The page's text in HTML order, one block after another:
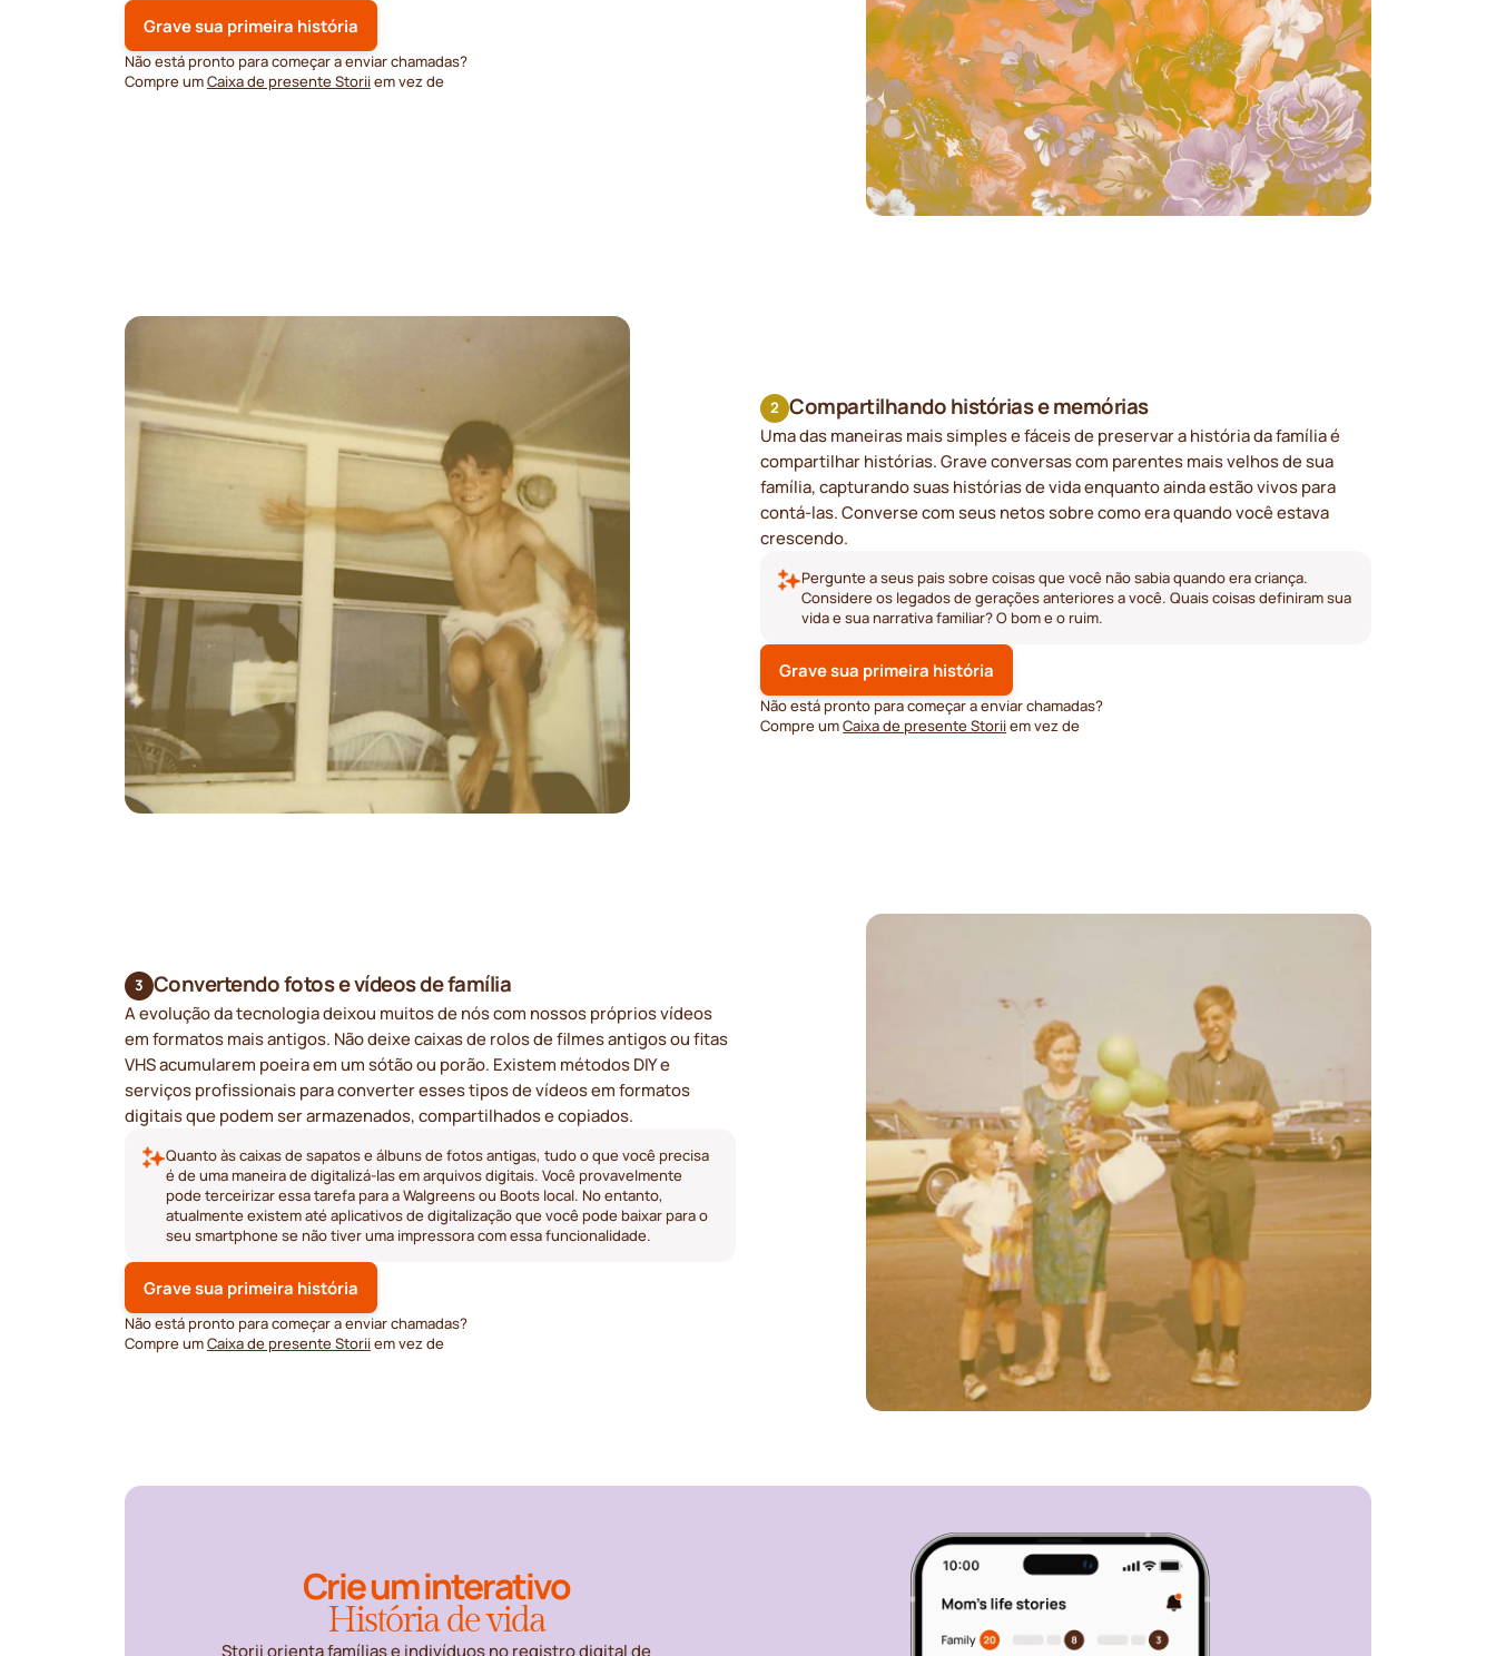
Grave sua primeira história
Não está pronto para começar a enviar chamadas?
Compre umCaixa de presente Storiiem vez de
2 Compartilhando histórias e memórias
Uma das maneiras mais simples e fáceis de preservar a história da família é
compartilhar histórias. Grave conversas com parentes mais velhos de sua
família, capturando suas histórias de vida enquanto ainda estão vivos para
contá-las. Converse com seus netos sobre como era quando você estava
crescendo.
Pergunte a seus pais sobre coisas que você não sabia quando era criança.
Considere os legados de gerações anteriores a você. Quais coisas definiram sua
vida e sua narrativa familiar? O bom e o ruim.
Grave sua primeira história
Não está pronto para começar a enviar chamadas?
Compre umCaixa de presente Storiiem vez de
3 Convertendo fotos e vídeos de família
A evolução da tecnologia deixou muitos de nós com nossos próprios vídeos
em formatos mais antigos. Não deixe caixas de rolos de filmes antigos ou fitas
VHS acumularem poeira em um sótão ou porão. Existem métodos DIY e
serviços profissionais para converter esses tipos de vídeos em formatos
digitais que podem ser armazenados, compartilhados e copiados.
Quanto às caixas de sapatos e álbuns de fotos antigas, tudo o que você precisa
é de uma maneira de digitalizá-las em arquivos digitais. Você provavelmente
pode terceirizar essa tarefa para a Walgreens ou Boots local. No entanto,
atualmente existem até aplicativos de digitalização que você pode baixar para o
seu smartphone se não tiver uma impressora com essa funcionalidade.
Grave sua primeira história
Não está pronto para começar a enviar chamadas?
Compre umCaixa de presente Storiiem vez de
Crie um interativo
História de vida
Storii orienta famílias e indivíduos no registro digital de